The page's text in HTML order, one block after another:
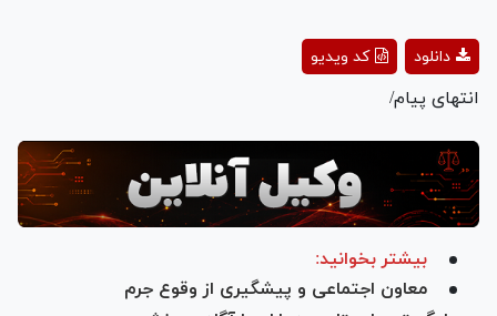
Playکد ویدیو دانلود
انتهای پیام/
بیشتر بخوانید:
معاون اجتماعی و پیشگیری از وقوع جرم